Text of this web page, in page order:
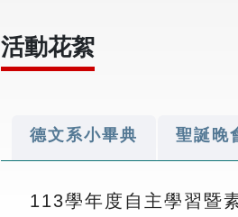
活動花絮
德文系小畢典 聖誕晚
113學年度自主學習暨